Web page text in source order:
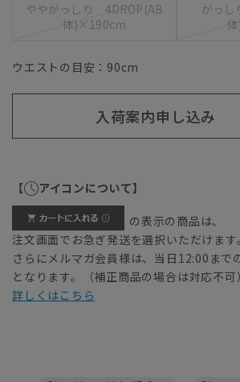
ややがっしり 4DROP(AB
体)×190cm
がっ
ウエストの目安： 90cm
入荷案内申し込み
【 アイコンについて】
の表示の商品は、
注文画面でお急ぎ発送を選択いただけます。
さらにメルマガ会員様は、当日12:00まで
となります。（補正商品の場合は対応不可）
詳しくはこちら